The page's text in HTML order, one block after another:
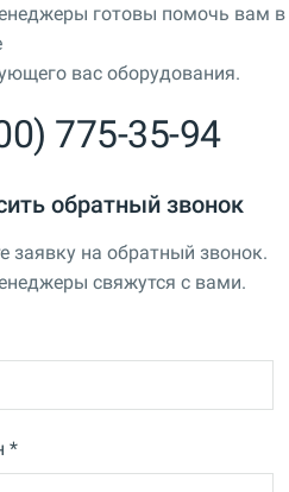
готовы помочь вам в
вас оборудования.
775-35-94
обратный звонок
заявку на обратный звонок.
свяжутся с вами.
*